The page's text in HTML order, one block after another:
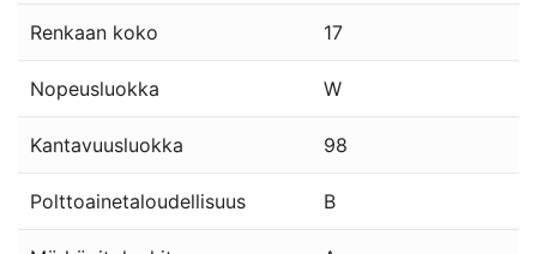
Renkaan koko 17
Nopeusluokka W
Kantavuusluokka 98
Polttoainetaloudellisuus B